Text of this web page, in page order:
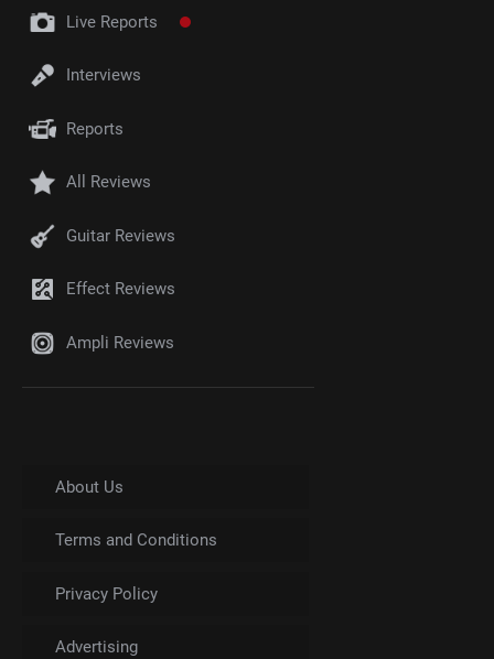
Live Reports
Interviews
Reports
All Reviews
Guitar Reviews
Effect Reviews
Ampli Reviews
About Us
Terms and Conditions
Privacy Policy
Advertising